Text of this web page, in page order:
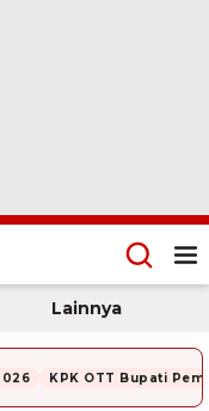
Lainnya
KPK OTT Bupati